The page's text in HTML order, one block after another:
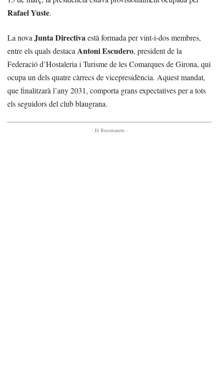
Rafael Yuste.
La nova Junta Directivaestà formada per vint-i-dos membres,
entre els quals destaca Antoni Escudero, president de la
Federació d’Hostaleria i Turisme de les Comarques de Girona, qui
ocupa un dels quatre càrrecs de vicepresidència. Aquest mandat,
que finalitzarà l’any 2031, comporta grans expectatives per a tots
els seguidors del club blaugrana.
- Et Recomanem -